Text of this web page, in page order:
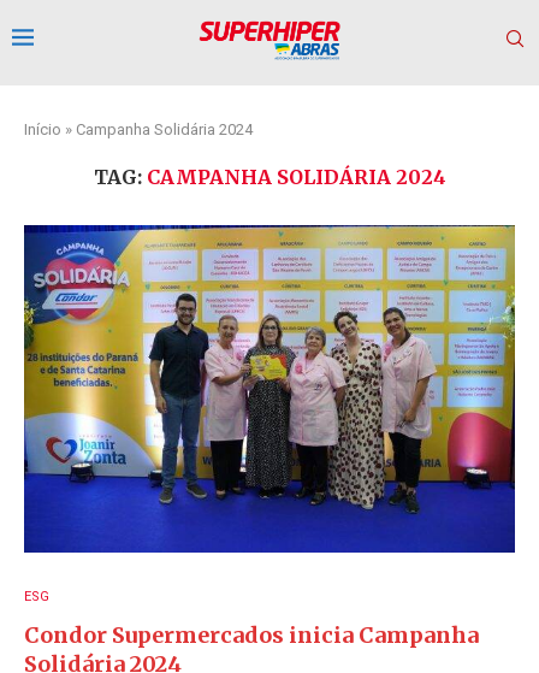
Início » Campanha Solidária 2024
TAG: CAMPANHA SOLIDÁRIA 2024
ESG
Condor Supermercados inicia Campanha
Solidária 2024